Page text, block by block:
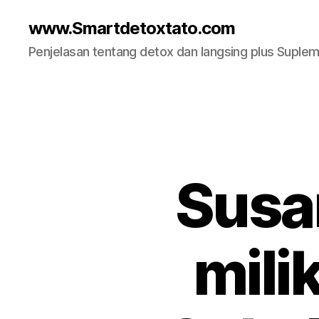
www.Smartdetoxtato.com
Penjelasan tentang detox dan langsing plus